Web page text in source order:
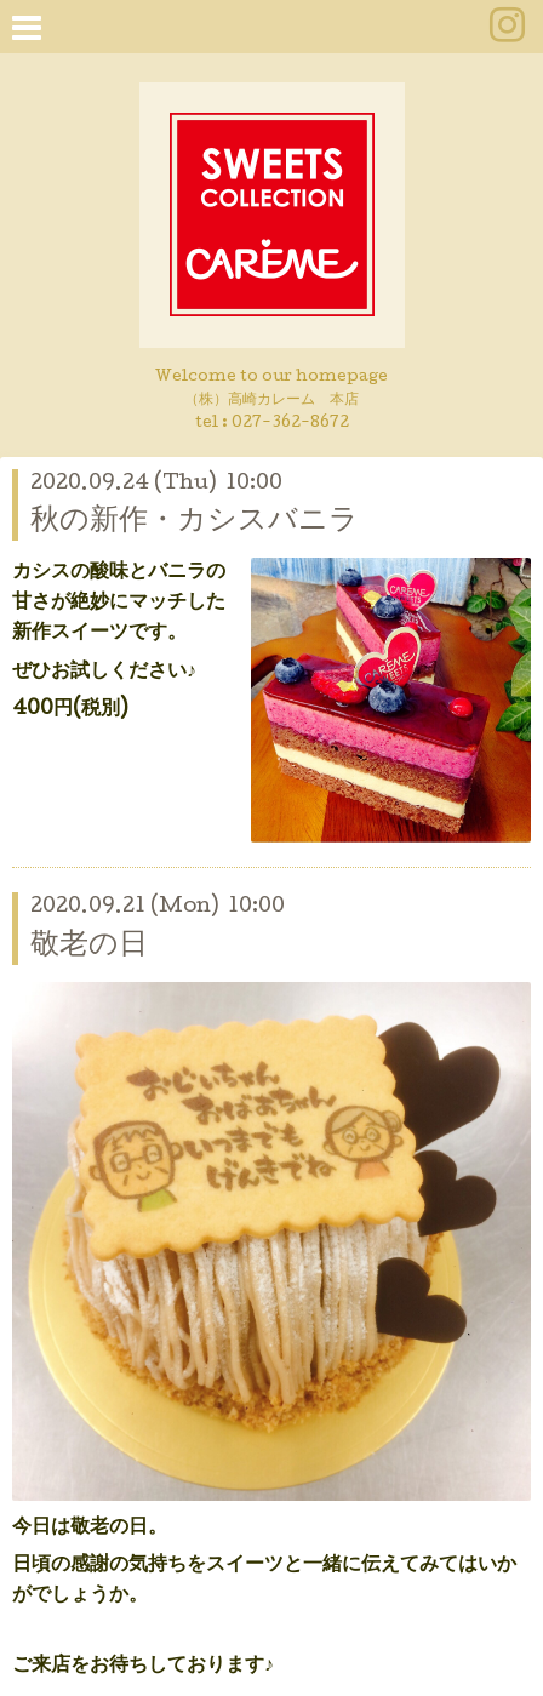
Welcome to our homepage
（株）高崎カレーム 本店
tel : 027-362-8672
2020.09.24 (Thu) 10:00
秋の新作・カシスバニラ
カシスの酸味とバニラの
甘さが絶妙にマッチした
新作スイーツです。
ぜひお試しください♪
400円(税別)
2020.09.21 (Mon) 10:00
敬老の日
今日は敬老の日。
日頃の感謝の気持ちをスイーツと一緒に伝えてみてはいか
がでしょうか。
ご来店をお待ちしております♪